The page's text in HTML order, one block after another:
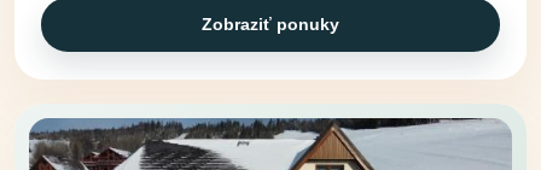
Zobraziť ponuky